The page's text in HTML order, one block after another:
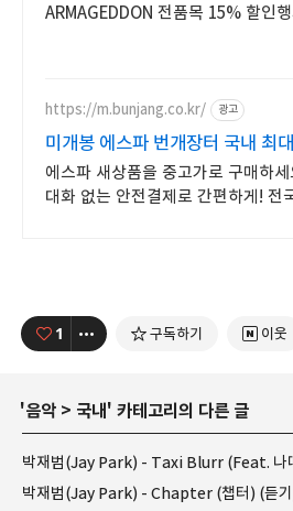
ARMAGEDDON 전품목 15% 할인
https://m.bunjang.co.kr/ 광고
미개봉 에스파 번개장터 국내 최대
브랜드 중고거래
에스파 새상품을 중고가로 구매하세
대화 없는 안전결제로 간편하게! 전
1 구독하기 이웃
'음악 > 국내' 카테고리의 다른 글
박재범(Jay Park) - Chapter (챕터) (듣